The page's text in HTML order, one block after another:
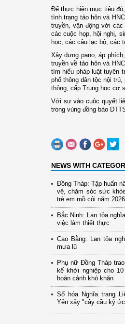
Để thực hiện mục tiêu
tình trạng tảo hôn và
truyền, vận động với các
các cuộc họp, hội nghị,
học, các câu lạc bộ, các
Xây dựng pano, áp
truyền về tảo hôn và
tìm hiểu pháp luật tuyên
phổ thông dân tộc nội
thông, cấp Trung học cơ
Với sự vào cuộc quyết
trong vùng đồng bào
NEWS WITH
Đồng Tháp: Tập huấn
vệ, chăm sóc sức
trẻ em mồ côi năm 2026
Bắc Ninh: Lan tỏa
việc làm thiết thực
Cao Bằng: Lan tỏa
mưa lũ
Phụ nữ Đồng Tháp
kế khởi nghiệp cho
hoàn cảnh khó khăn
Số hóa Nghĩa trang
Yên xây "cây cầu ký